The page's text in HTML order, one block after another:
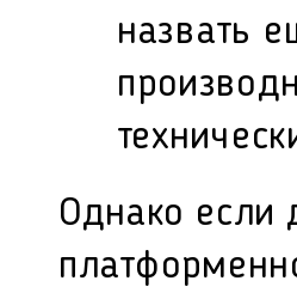
назвать
Однако если